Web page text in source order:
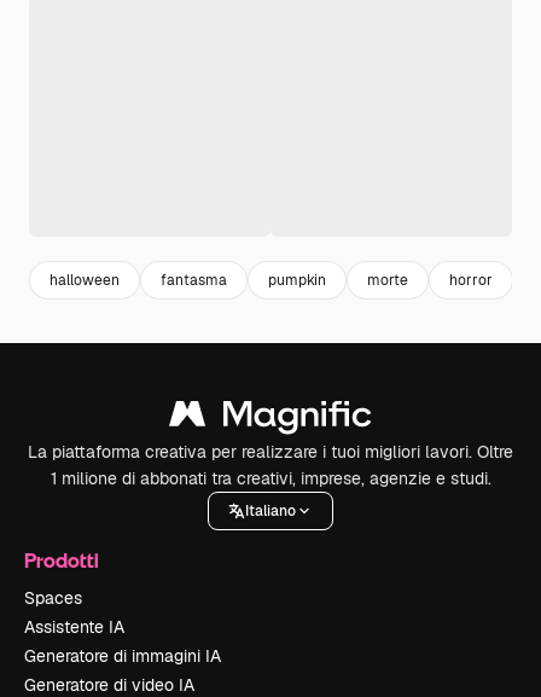
halloween fantasma pumpkin morte horror
La piattaforma creativa per realizzare i tuoi migliori lavori. Oltre
1 milione di abbonati tra creativi, imprese, agenzie e studi.
Italiano
Prodotti
Spaces
Assistente IA
Generatore di immagini IA
Generatore di video IA